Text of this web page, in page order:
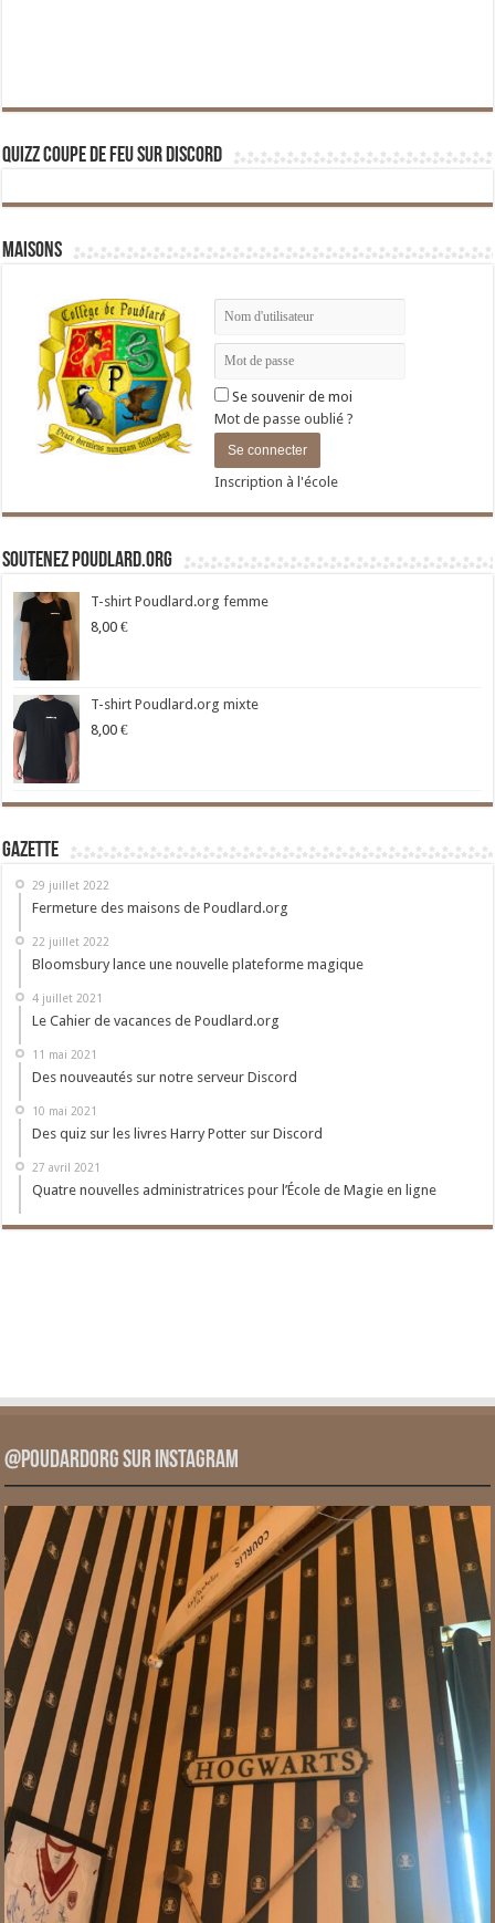
Quizz Coupe de Feu sur Discord
Maisons
Se souvenir de moi
Mot de passe oublié ?
Inscription à l'école
Soutenez Poudlard.org
T-shirt Poudlard.org femme
8,00 €
T-shirt Poudlard.org mixte
8,00 €
Gazette
29 juillet 2022
Fermeture des maisons de Poudlard.org
22 juillet 2022
Bloomsbury lance une nouvelle plateforme magique
4 juillet 2021
Le Cahier de vacances de Poudlard.org
11 mai 2021
Des nouveautés sur notre serveur Discord
10 mai 2021
Des quiz sur les livres Harry Potter sur Discord
27 avril 2021
Quatre nouvelles administratrices pour l’École de Magie en ligne
@PoudardOrg sur Instagram